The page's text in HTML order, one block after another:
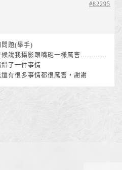
#82295
題(舉手)
候說我攝影跟嘴砲一樣厲害…………
了一件事情
有很多事情都很厲害，謝謝